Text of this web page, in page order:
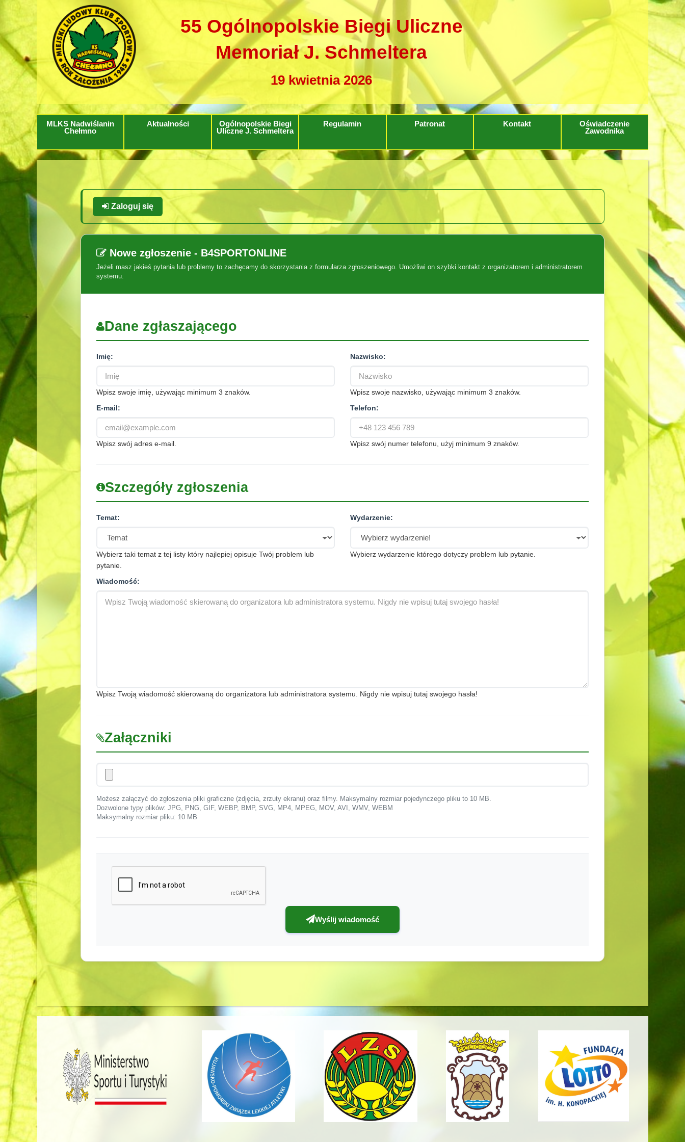
55 Ogólnopolskie Biegi Uliczne
Memoriał J. Schmeltera
19 kwietnia 2026
MLKS Nadwiślanin
Chełmno
Aktualności
Ogólnopolskie Biegi
Uliczne J. Schmeltera
Regulamin Patronat Kontakt
Oświadczenie
Zawodnika
Zaloguj się
Nowe zgłoszenie - B4SPORTONLINE
Jeżeli masz jakieś pytania lub problemy to zachęcamy do skorzystania z formularza zgłoszeniowego. Umożliwi on szybki kontakt z organizatorem i administratorem
systemu.
Dane zgłaszającego
Imię:
Wpisz swoje imię, używając minimum 3 znaków.
Nazwisko:
Wpisz swoje nazwisko, używając minimum 3 znaków.
E-mail:
Wpisz swój adres e-mail.
Telefon:
Wpisz swój numer telefonu, użyj minimum 9 znaków.
Szczegóły zgłoszenia
Temat:
Wybierz taki temat z tej listy który najlepiej opisuje Twój problem lub
pytanie.
Wydarzenie:
Wybierz wydarzenie którego dotyczy problem lub pytanie.
Wiadomość:
Wpisz Twoją wiadomość skierowaną do organizatora lub administratora systemu. Nigdy nie wpisuj tutaj swojego hasła!
Załączniki
Możesz załączyć do zgłoszenia pliki graficzne (zdjęcia, zrzuty ekranu) oraz filmy. Maksymalny rozmiar pojedynczego pliku to 10 MB.
Dozwolone typy plików: JPG, PNG, GIF, WEBP, BMP, SVG, MP4, MPEG, MOV, AVI, WMV, WEBM
Maksymalny rozmiar pliku: 10 MB
Wyślij wiadomość